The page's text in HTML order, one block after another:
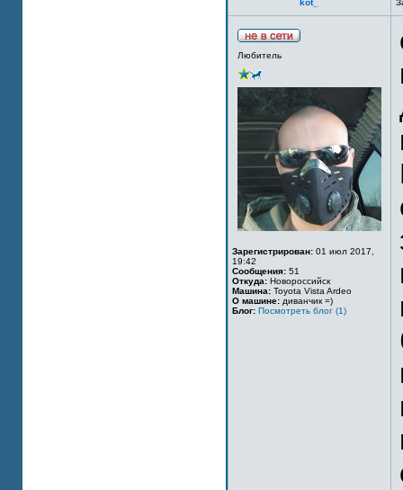
kot_
Любитель
Зарегистрирован: 01 июл 2017,
19:42
Сообщения: 51
Откуда: Новороссийск
Машина: Toyota Vista Ardeo
О машине: диванчик =)
Блог: Посмотреть блог (1)